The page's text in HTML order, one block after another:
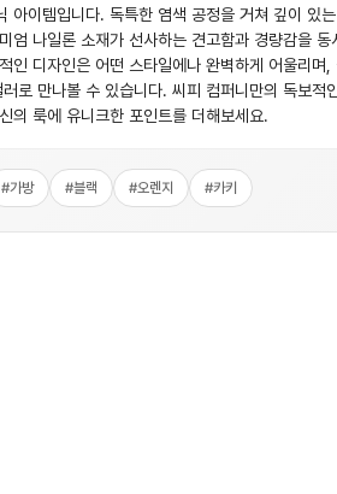
아이템입니다. 독특한 염색 공정을 거쳐 깊이 있
엄 나일론 소재가 선사하는 견고함과 경량감을 동
인 디자인은 어떤 스타일에나 완벽하게 어울리며,
로 만나볼 수 있습니다. 씨피 컴퍼니만의 독보적
의 룩에 유니크한 포인트를 더해보세요.
#가방 #블랙 #오렌지 #카키